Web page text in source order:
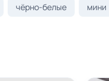
чёрно-белые мини